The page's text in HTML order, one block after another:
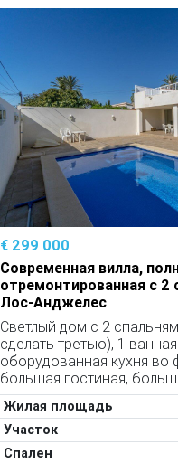
€ 299 000
Современная вилла,
отремонтированная с 2
Лос-Анджелес
Светлый дом с 2
сделать третью), 1
оборудованная кухня во
большая гостиная,
Жилая площадь
Участок
Спален